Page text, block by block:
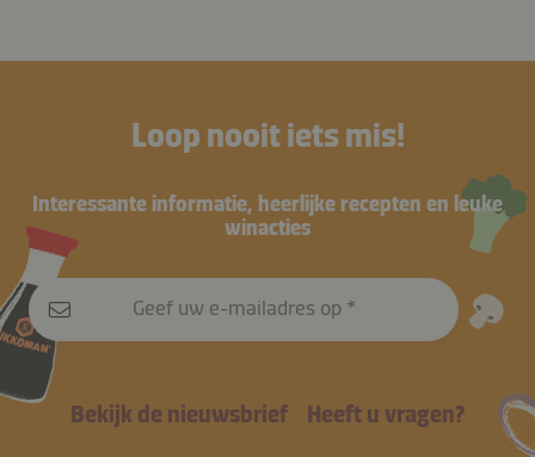
Loop nooit iets mis!
Interessante informatie, heerlijke recepten en leuke
winacties
Geef uw e-mailadres op
Bekijk de nieuwsbrief Heeft u vragen?